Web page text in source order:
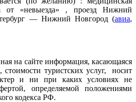
от «невыезда» , проезд Нижний
— Нижний Новгород (авиа,
на сайте информация, касающаяся
стоимости туристских услуг, носит
и ни при каких условиях не
определяемой положениями
кодекса РФ.